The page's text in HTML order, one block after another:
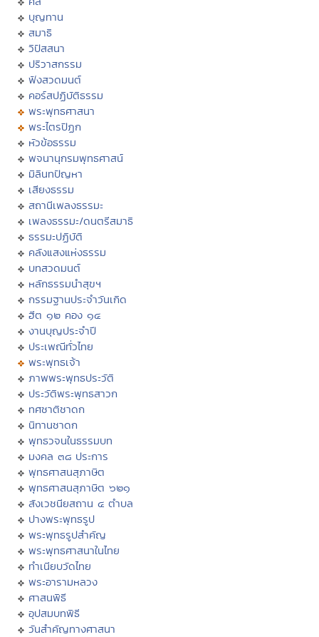
บุญทาน
สมาธิ
วิปัสสนา
ปริวาสกรรม
ฟังสวดมนต์
คอร์สปฏิบัติธรรม
พระพุทธศาสนา
พระไตรปิฏก
หัวข้อธรรม
พจนานุกรมพุทธศาสน์
มิลินทปัญหา
เสียงธรรม
สถานีเพลงธรรมะ
เพลงธรรมะ/ดนตรีสมาธิ
ธรรมะปฏิบัติ
คลังแสงแห่งธรรม
บทสวดมนต์
หลักธรรมนำสุขฯ
กรรมฐานประจำวันเกิด
ฮีต ๑๒ คอง ๑๔
งานบุญประจำปี
ประเพณีทั่วไทย
พระพุทธเจ้า
ภาพพระพุทธประวัติ
ประวัติพระพุทธสาวก
ทศชาติชาดก
นิทานชาดก
พุทธวจนในธรรมบท
มงคล ๓๘ ประการ
พุทธศาสนสุภาษิต
พุทธศาสนสุภาษิต ๖๒๑
สังเวชนียสถาน ๔ ตำบล
ปางพระพุทธรูป
พระพุทธรูปสำคัญ
พระพุทธศาสนาในไทย
ทำเนียบวัดไทย
พระอารามหลวง
ศาสนพิธี
อุปสมบทพิธี
วันสำคัญทางศาสนา